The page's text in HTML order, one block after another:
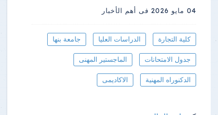
04 مايو 2026 فى أهم الأخبار
كلية التجارة الدراسات العليا جامعة بنها
جدول الامتحانات الماجستير المهنى
الدكنوراه المهنية الاكاديمى